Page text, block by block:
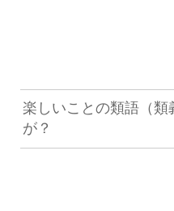
楽しいことの類語（
が？